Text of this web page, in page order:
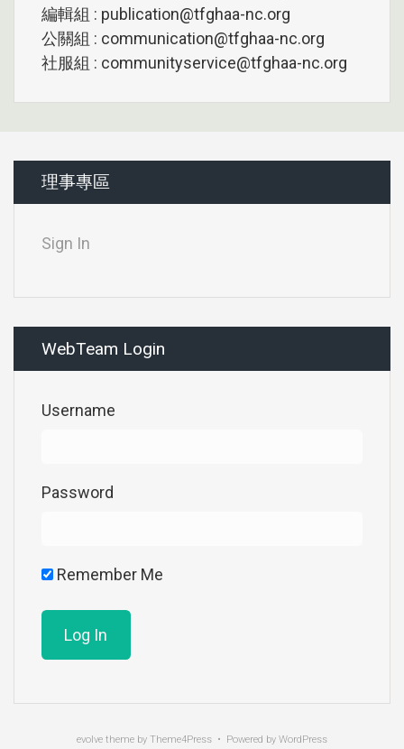
編輯組 : publication@tfghaa-nc.org
公關組 : communication@tfghaa-nc.org
社服組 : communityservice@tfghaa-nc.org
理事專區
Sign In
WebTeam Login
Username
Password
Remember Me
evolve theme by Theme4Press • Powered by WordPress